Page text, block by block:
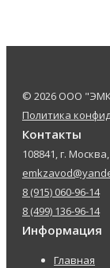
© 2026 ООО
Политика
Контакты
108841, г.
8 (915) 060-96-14
8 (499) 136-96-14
Информация
Главная